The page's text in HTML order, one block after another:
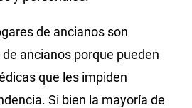
de ancianos son
ancianos porque pueden
que les impiden
Si bien la mayoría de